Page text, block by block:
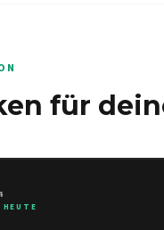
für
HEUTE